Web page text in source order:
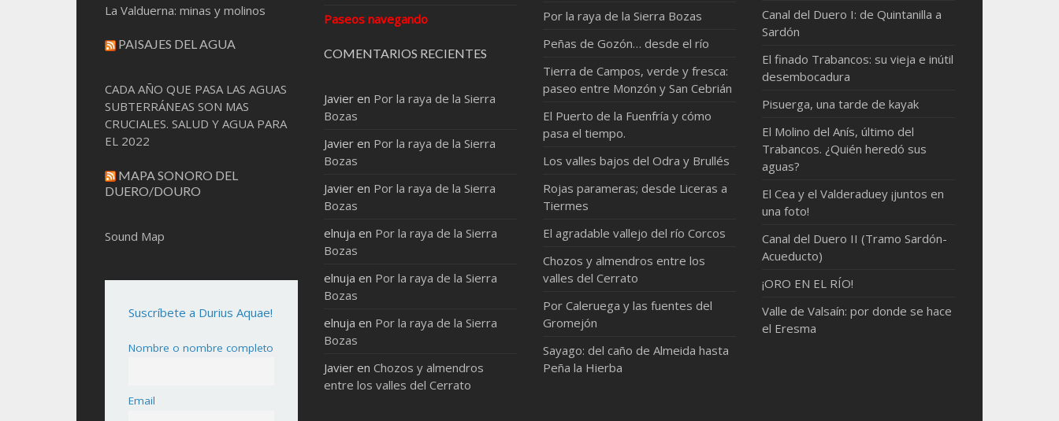
La Valduerna: minas y molinos
PAISAJES DEL AGUA
CADA AÑO QUE PASA LAS AGUAS
SUBTERRÁNEAS SON MAS
CRUCIALES. SALUD Y AGUA PARA
EL 2022
MAPA SONORO DEL
DUERO/DOURO
Sound Map
Suscríbete a Durius Aquae!
Nombre o nombre completo
Email
Paseos navegando
COMENTARIOS RECIENTES
Javier en Por la raya de la Sierra
Bozas
Javier en Por la raya de la Sierra
Bozas
Javier en Por la raya de la Sierra
Bozas
elnuja en Por la raya de la Sierra
Bozas
elnuja en Por la raya de la Sierra
Bozas
elnuja en Por la raya de la Sierra
Bozas
Javier enChozos y almendros
entre los valles del Cerrato
Por la raya de la Sierra Bozas
Peñas de Gozón… desde el río
Tierra de Campos, verde y fresca:
paseo entre Monzón y San Cebrián
El Puerto de la Fuenfría y cómo
pasa el tiempo.
Los valles bajos del Odra y Brullés
Rojas parameras; desde Liceras a
Tiermes
El agradable vallejo del río Corcos
Chozos y almendros entre los
valles del Cerrato
Por Caleruega y las fuentes del
Gromejón
Sayago: del caño de Almeida hasta
Peña la Hierba
Canal del Duero I: de Quintanilla a
Sardón
El finado Trabancos: su vieja e inútil
desembocadura
Pisuerga, una tarde de kayak
El Molino del Anís, último del
Trabancos. ¿Quién heredó sus
aguas?
El Cea y el Valderaduey ¡juntos en
una foto!
Canal del Duero II (Tramo Sardón-
Acueducto)
¡ORO EN EL RÍO!
Valle de Valsaín: por donde se hace
el Eresma